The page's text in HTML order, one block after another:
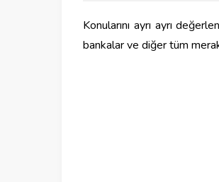
Konularını ayrı ayrı
bankalar ve diğer tüm